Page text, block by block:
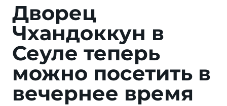
Дворец
Чхандоккун в
Сеуле теперь
можно посетить в
вечернее время